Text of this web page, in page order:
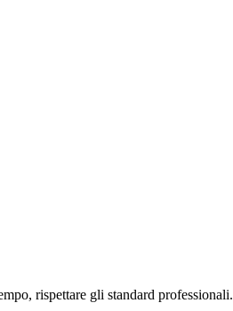
rispettare gli standard professionali.